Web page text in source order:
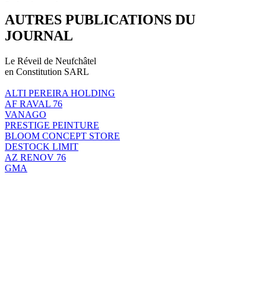
AUTRES PUBLICATIONS DU
JOURNAL
Le Réveil de Neufchâtel
en Constitution SARL
ALTI PEREIRA HOLDING
AF RAVAL 76
VANAGO
PRESTIGE PEINTURE
BLOOM CONCEPT STORE
DESTOCK LIMIT
AZ RENOV 76
GMA